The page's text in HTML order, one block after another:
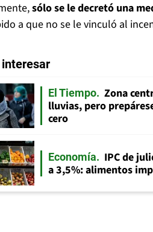
sólo se le decretó una
a que no se le vinculó al
El Tiempo
Zona
lluvias, pero
cero
Economía
IPC de
a 3,5%: alimentos